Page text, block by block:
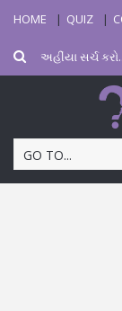
HOME QUIZ
GO TO...